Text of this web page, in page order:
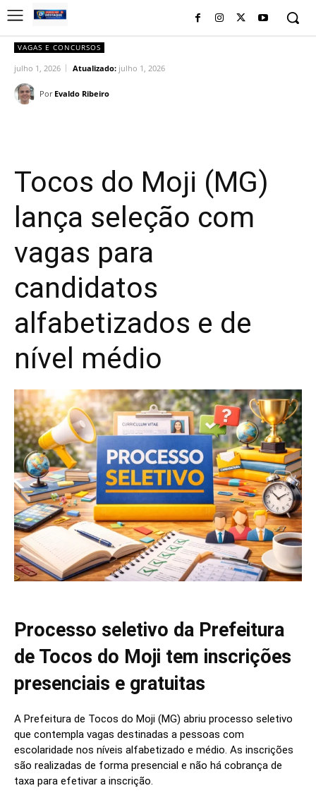
VAGAS E CONCURSOS
julho 1, 2026 Atualizado: julho 1, 2026
Por Evaldo Ribeiro
Tocos do Moji (MG)
lança seleção com
vagas para
candidatos
alfabetizados e de
nível médio
Processo seletivo da Prefeitura
de Tocos do Moji tem inscrições
presenciais e gratuitas
A Prefeitura de Tocos do Moji (MG) abriu processo seletivo
que contempla vagas destinadas a pessoas com
escolaridade nos níveis alfabetizado e médio. As inscrições
são realizadas de forma presencial e não há cobrança de
taxa para efetivar a inscrição.